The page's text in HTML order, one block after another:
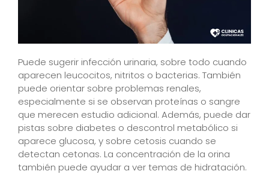
Puede sugerir infección urinaria, sobre todo cuando
aparecen leucocitos, nitritos o bacterias. También
puede orientar sobre problemas renales,
especialmente si se observan proteínas o sangre
que merecen estudio adicional. Además, puede dar
pistas sobre diabetes o descontrol metabólico si
aparece glucosa, y sobre cetosis cuando se
detectan cetonas. La concentración de la orina
también puede ayudar a ver temas de hidratación.